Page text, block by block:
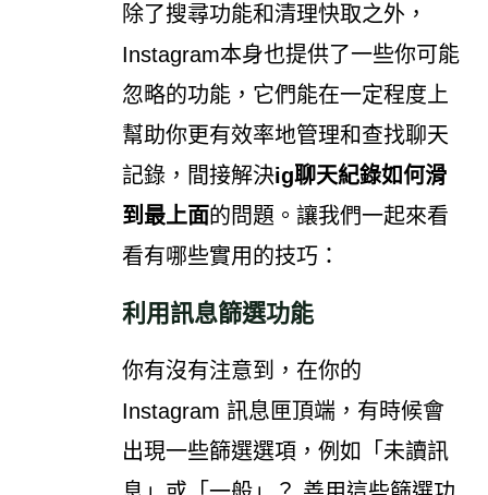
除了搜尋功能和清理快取之外，
Instagram本身也提供了一些你可能
忽略的功能，它們能在一定程度上
幫助你更有效率地管理和查找聊天
記錄，間接解決ig聊天紀錄如何滑
到最上面的問題。讓我們一起來看
看有哪些實用的技巧：
利用訊息篩選功能
你有沒有注意到，在你的
Instagram 訊息匣頂端，有時候會
出現一些篩選選項，例如「未讀訊